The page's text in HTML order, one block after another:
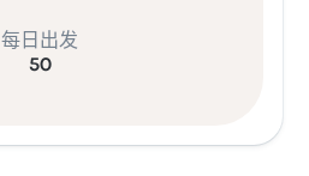
每日出发
50